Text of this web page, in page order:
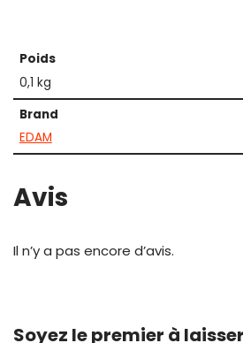
Poids
0,1 kg
Brand
EDAM
Avis
Il n’y a pas encore d’avis.
Soyez le premier à